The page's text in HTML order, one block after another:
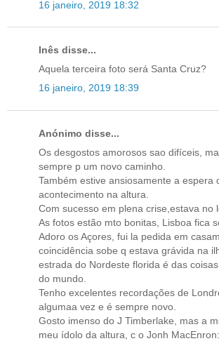
16 janeiro, 2019 18:32
Inês disse...
Aquela terceira foto será Santa Cruz?
16 janeiro, 2019 18:39
Anónimo disse...
Os desgostos amorosos sao difíceis,
sempre p um novo caminho.
Também estive ansiosamente a espera
acontecimento na altura.
Com sucesso em plena crise,estava no
As fotos estão mto bonitas, Lisboa fica
Adoro os Açores, fui la pedida em
coincidência sobe q estava grávida na
estrada do Nordeste florida é das
do mundo.
Tenho excelentes recordações de
algumaa vez e é sempre novo.
Gosto imenso do J Timberlake, mas a
meu ídolo da altura, c o Jonh